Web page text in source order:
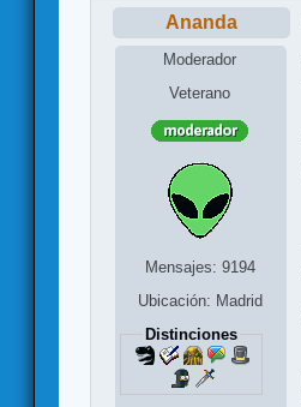
Ananda
Moderador
Veterano
Mensajes: 9194
Ubicación: Madrid
Distinciones